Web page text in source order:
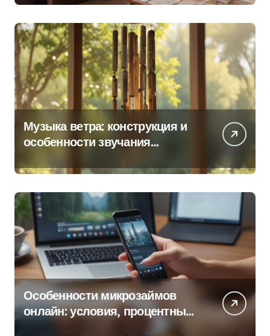
Музыка ветра: конструкция и
особенности звучания
Особенности микрозаймов
онлайн: условия, процентные
ставки и порядок оформления